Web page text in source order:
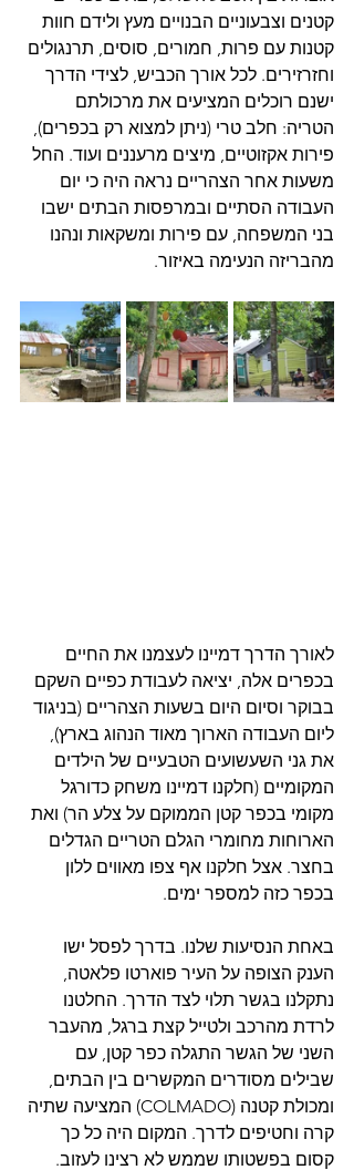
קטנים וצבעוניים הבנויים מעץ ולידם חוות
קטנות עם פרות, חמורים, סוסים, תרנגולים
וחזרזירים. לכל אורך הכביש, לצידי הדרך
ישנם רוכלים המציעים את מרכולתם
הטריה: חלב טרי (ניתן למצוא רק בכפרים),
פירות אקזוטיים, מיצים מרעננים ועוד. החל
משעות אחר הצהריים נראה היה כי יום
העבודה הסתיים ובמרפסות הבתים ישבו
בני המשפחה, עם פירות ומשקאות ונהנו
מהבריזה הנעימה באיזור.
לאורך הדרך דמיינו לעצמנו את החיים
בכפרים אלה, יציאה לעבודת כפיים השקם
בבוקר וסיום היום בשעות הצהריים (בניגוד
ליום העבודה הארוך מאוד הנהוג בארץ),
את גני השעשועים הטבעיים של הילדים
המקומיים (חלקנו דמיינו משחק כדורגל
מקומי בכפר קטן הממוקם על צלע הר) ואת
הארוחות מחומרי הגלם הטריים הגדלים
בחצר. אצל חלקנו אף צפו מאווים ללון
בכפר כזה למספר ימים.
באחת הנסיעות שלנו. בדרך לפסל ישו
הענק הצופה על העיר פוארטו פלאטה,
נתקלנו בגשר תלוי לצד הדרך. החלטנו
לרדת מהרכב ולטייל קצת ברגל, מהעבר
השני של הגשר התגלה כפר קטן, עם
שבילים מסודרים המקשרים בין הבתים,
ומכולת קטנה (COLMADO) המציעה שתיה
קרה וחטיפים לדרך. המקום היה כל כך
קסום בפשטותו שממש לא רצינו לעזוב.